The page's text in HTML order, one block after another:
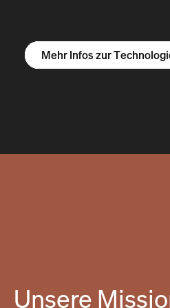
Mehr Infos zum R1S
Mehr Infos zum R1T
Mehr Infos zu Vans
Mehr Infos zur
Unsere